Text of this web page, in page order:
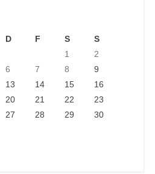
D F S
S
1
2
6 7 8
9
13 14 15
16
20 21 22
23
27 28 29
30